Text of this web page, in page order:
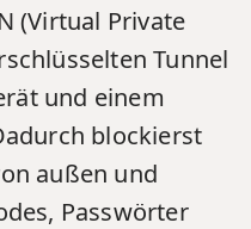
(Virtual Private
Tunnel
und einem
blockierst
außen und
Passwörter